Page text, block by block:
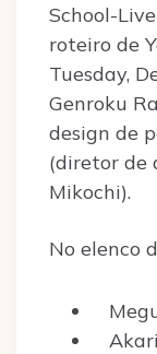
School-
roteiro de
Tuesday,
Genroku
design de
(diretor de
Mikochi).
No elenco